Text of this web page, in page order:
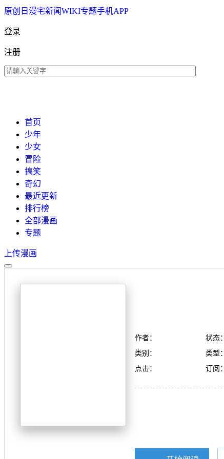
原创 日漫宅新闻WIKI专题手机APP
登录
注册
首页
少年
少女
冒险
搞笑
奇幻
最近更新
排行榜
全部漫画
专题
上传漫画
作者：
状态：
类别：
类型：
点击：
订阅：